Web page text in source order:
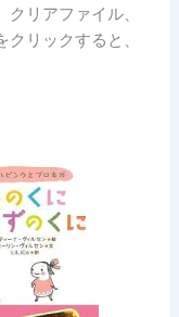
リアファイル、
リックすると、